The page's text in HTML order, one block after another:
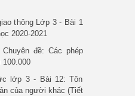
thông Lớp 3 - Bài 1
2020-2021
đề: Các phép
100.000
lớp 3 - Bài 12: Tôn
của người khác (Tiết